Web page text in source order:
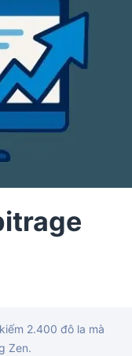
2.400 đô la mà
Zen.